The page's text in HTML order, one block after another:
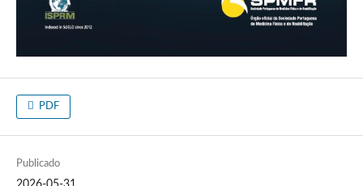
PDF
Publicado